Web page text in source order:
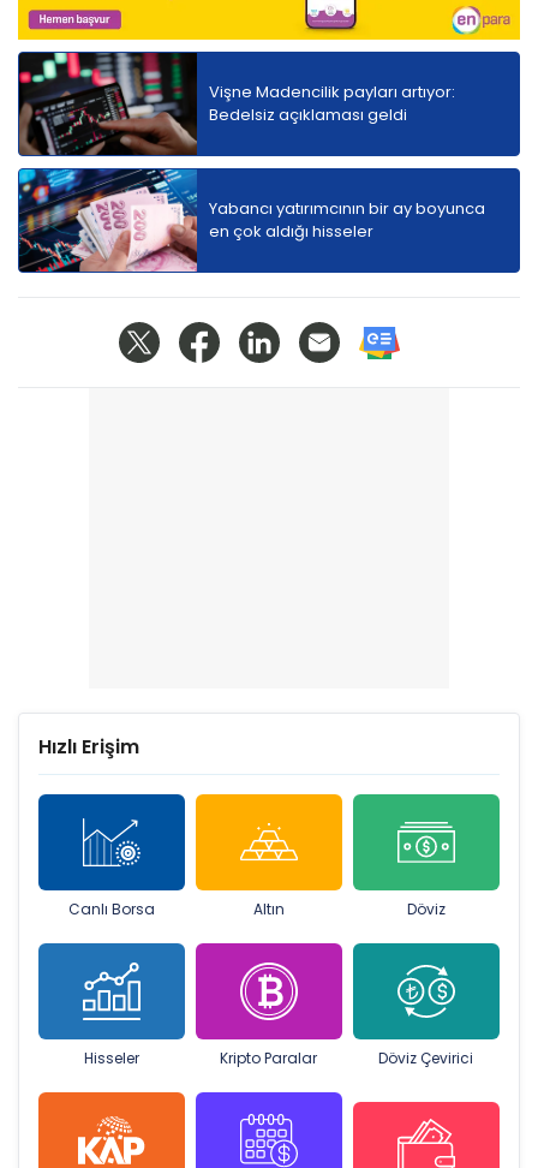
Vişne Madencilik payları artıyor:
Bedelsiz açıklaması geldi
Yabancı yatırımcının bir ay boyunca
en çok aldığı hisseler
Hızlı Erişim
Canlı Borsa Altın Döviz
Hisseler Kripto Paralar Döviz Çevirici